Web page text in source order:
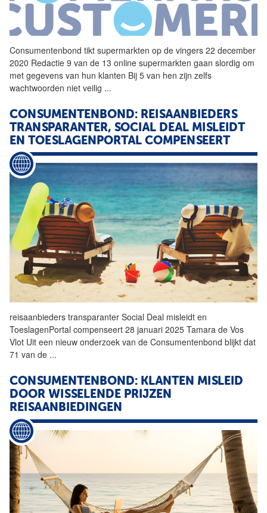
Consumentenbond tikt supermarkten op de vingers 22 december
2020 Redactie 9 van de 13 online supermarkten gaan slordig om
met gegevens van hun klanten Bij 5 van hen zijn zelfs
wachtwoorden niet veilig ...
CONSUMENTENBOND: REISAANBIEDERS
TRANSPARANTER, SOCIAL DEAL MISLEIDT
EN TOESLAGENPORTAL COMPENSEERT
reisaanbieders transparanter Social Deal misleidt en
ToeslagenPortal compenseert 28 januari 2025 Tamara de Vos
Vlot Uit een nieuw onderzoek van de Consumentenbond blijkt dat
71 van de ...
CONSUMENTENBOND: KLANTEN MISLEID
DOOR WISSELENDE PRIJZEN
REISAANBIEDINGEN